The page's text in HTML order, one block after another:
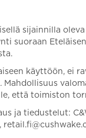
sijainnilla
suoraan
käyttöön, ei
että toimiston
ja tiedustelut: